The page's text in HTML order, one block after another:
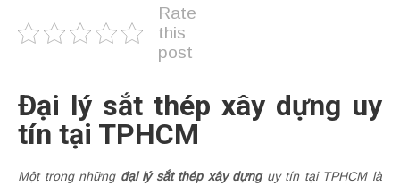
Rate
this
post
Đại lý sắt thép xây dựng uy
tín tại TPHCM
Một trong những đại lý sắt thép xây dựnguy tín tại TPHCM là